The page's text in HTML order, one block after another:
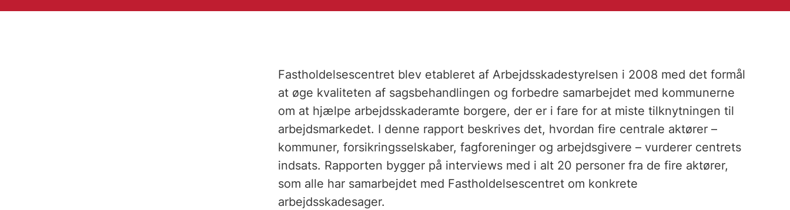
Fastholdelsescentret blev etableret af Arbejdsskadestyrelsen i 2008 med det formål
at øge kvaliteten af sagsbehandlingen og forbedre samarbejdet med kommunerne
om at hjælpe arbejdsskaderamte borgere, der er i fare for at miste tilknytningen til
arbejdsmarkedet. I denne rapport beskrives det, hvordan fire centrale aktører –
kommuner, forsikringsselskaber, fagforeninger og arbejdsgivere – vurderer centrets
indsats. Rapporten bygger på interviews med i alt 20 personer fra de fire aktører,
som alle har samarbejdet med Fastholdelsescentret om konkrete
arbejdsskadesager.